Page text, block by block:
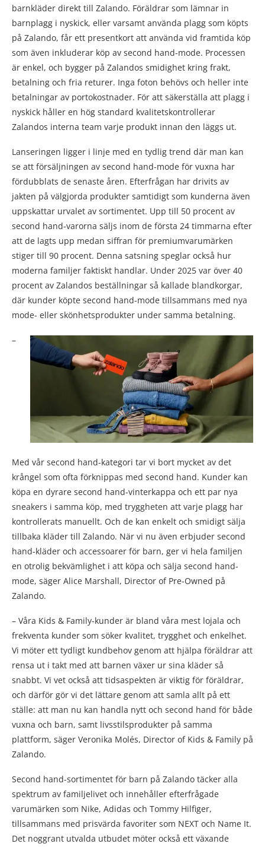
barnkläder direkt till Zalando. Föräldrar som lämnar in
barnplagg i nyskick, eller varsamt använda plagg som köpts
på Zalando, får ett presentkort att använda vid framtida köp
som även inkluderar köp av second hand-mode. Processen
är enkel, och bygger på Zalandos smidighet kring frakt,
betalning och fria returer. Inga foton behövs och heller inte
betalningar av portokostnader. För att säkerställa att plagg i
nyskick håller en hög standard kvalitetskontrollerar
Zalandos interna team varje produkt innan den läggs ut.
Lanseringen ligger i linje med en tydlig trend där man kan
se att försäljningen av second hand-mode för vuxna har
fördubblats de senaste åren. Efterfrågan har drivits av
jakten på välgjorda produkter samtidigt som kunderna även
uppskattar urvalet av sortimentet. Upp till 50 procent av
second hand-varorna säljs inom de första 24 timmarna efter
att de lagts upp medan siffran för premiumvarumärken
stiger till 90 procent. Denna satsning speglar också hur
moderna familjer faktiskt handlar. Under 2025 var över 40
procent av Zalandos beställningar så kallade blandkorgar,
där kunder köpte second hand-mode tillsammans med nya
mode- eller skönhetsprodukter under samma betalning.
–
Med vår second hand-kategori tar vi bort mycket av det
krångel som ofta förknippas med second hand. Kunder kan
köpa en dyrare second hand-vinterkappa och ett par nya
sneakers i samma köp, med tryggheten att varje plagg har
kontrollerats manuellt. Och de kan enkelt och smidigt sälja
tillbaka kläder till Zalando. När vi nu även erbjuder second
hand-kläder och accessoarer för barn, ger vi hela familjen
en otrolig bekvämlighet i att köpa och sälja second hand-
mode, säger Alice Marshall, Director of Pre-Owned på
Zalando.
– Våra Kids & Family-kunder är bland våra mest lojala och
frekventa kunder som söker kvalitet, trygghet och enkelhet.
Vi möter ett tydligt kundbehov genom att hjälpa föräldrar att
rensa ut i takt med att barnen växer ur sina kläder så
snabbt. Vi vet också att tidsaspekten är viktig för föräldrar,
och därför gör vi det lättare genom att samla allt på ett
ställe: att man nu kan handla nytt och second hand för både
vuxna och barn, samt livsstilsprodukter på samma
plattform, säger Veronika Molés, Director of Kids & Family på
Zalando.
Second hand-sortimentet för barn på Zalando täcker alla
spektrum av familjelivet och innehåller efterfrågade
varumärken som Nike, Adidas och Tommy Hilfiger,
tillsammans med prisvärda favoriter som NEXT och Name It.
Det noggrant utvalda utbudet möter också ett växande